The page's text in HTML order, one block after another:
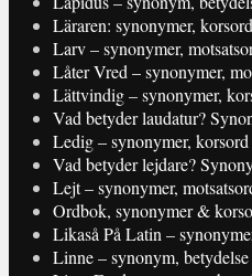
Läraren: synonymer,
Larv – synonymer,
Låter Vred – synonymer,
Lättvindig – synonymer,
Vad betyder laudatur?
Ledig – synonymer,
Vad betyder lejdare?
Lejt – synonymer,
Ordbok, synonymer &
Likaså På Latin –
Linne – synonym,